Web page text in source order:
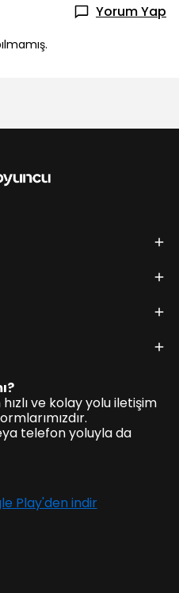
Yorum Yap
ve kolay yolu iletişim
telefon yoluyla da